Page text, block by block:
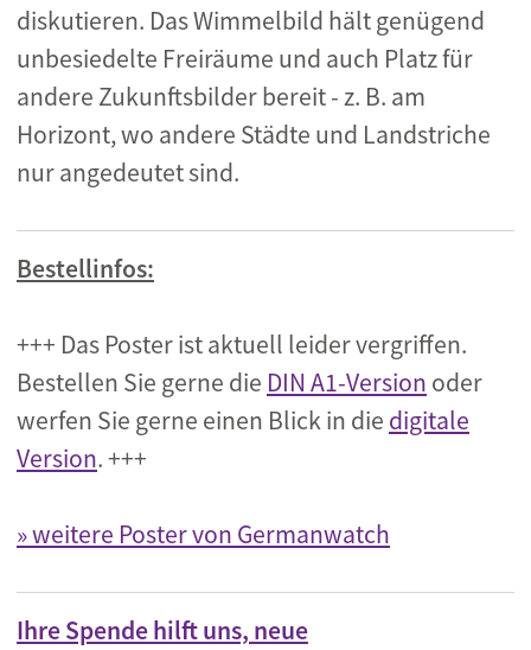
diskutieren. Das Wimmelbild hält genügend
unbesiedelte Freiräume und auch Platz für
andere Zukunftsbilder bereit - z. B. am
Horizont, wo andere Städte und Landstriche
nur angedeutet sind.
Bestellinfos:
+++ Das Poster ist aktuell leider vergriffen.
Bestellen Sie gerne die DIN A1-Version oder
werfen Sie gerne einen Blick in die digitale
Version. +++
»weitere Poster von Germanwatch
Ihre Spende hilft uns, neue